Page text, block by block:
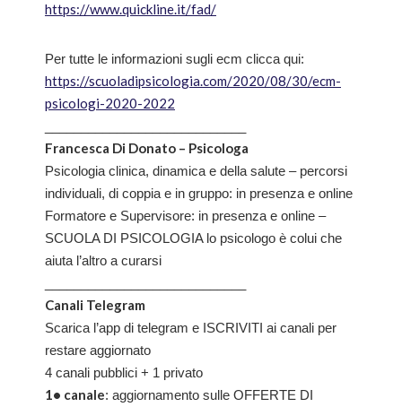
https://www.quickline.it/fad/
Per tutte le informazioni sugli ecm clicca qui:
https://scuoladipsicologia.com/2020/08/30/ecm-
psicologi-2020-2022
Francesca Di Donato – Psicologa
Psicologia clinica, dinamica e della salute – percorsi
individuali, di coppia e in gruppo: in presenza e online
Formatore e Supervisore: in presenza e online –
SCUOLA DI PSICOLOGIA lo psicologo è colui che
aiuta l’altro a curarsi
Canali Telegram
Scarica l’app di telegram e ISCRIVITI ai canali per
restare aggiornato
4 canali pubblici + 1 privato
1• canale: aggiornamento sulle OFFERTE DI